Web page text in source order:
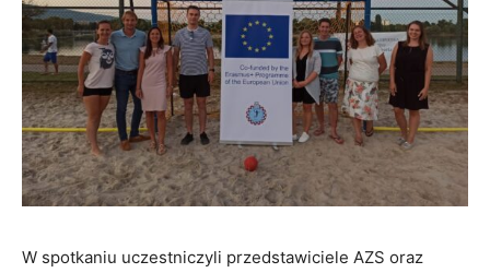
W spotkaniu uczestniczyli przedstawiciele AZS oraz